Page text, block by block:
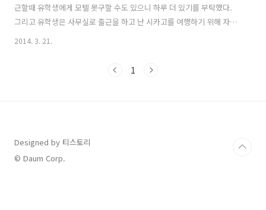
근할때 유학생에게 모텔 못구할 수도 있으니 하루 더 있기를 부탁했다.
그리고 유학생은 사무실로 출근을 하고 난 시카고를 여행하기 위해 자전
거를 타고 다운타운으로 나왔다. 시카고는 미국에서 3번째로 큰 도시이
수(Lake Michigan)의 크기는 5만 7757㎢이나 되며 남한면적의 60%에
2014. 3. 21.
1
Designed by 티스토리
© Daum Corp.